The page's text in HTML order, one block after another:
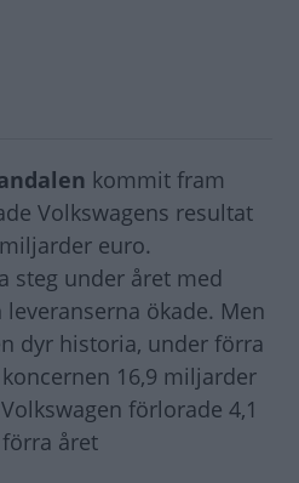
kommit fram
Volkswagens resultat
euro.
steg under året med
ökade. Men
dyr historia, under förra
16,9 miljarder
förlorade 4,1
året